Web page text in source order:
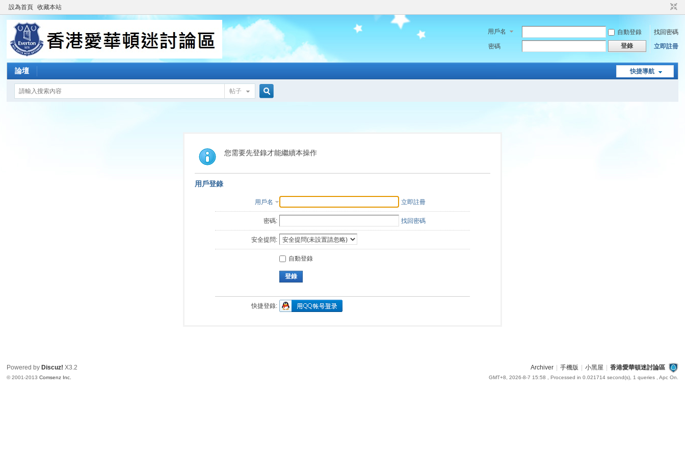
設為首頁 收藏本站
用戶名 自動登錄
找回密碼
密碼
登錄 立即註冊
快捷導航
論壇
帖子
索
您需要先登錄才能繼續本操作
用戶登錄
用戶名 立即註冊
密碼: 找回密碼
安全提問:
自動登錄
登錄
快捷登錄:
Archiver 手機版 小黑屋 香港愛華頓迷討論區
GMT+8, 2026-8-7 15:58 , Processed in 0.021714 second(s), 1 queries , Apc On.
Powered by Discuz! X3.2
© 2001-2013Comsenz Inc.